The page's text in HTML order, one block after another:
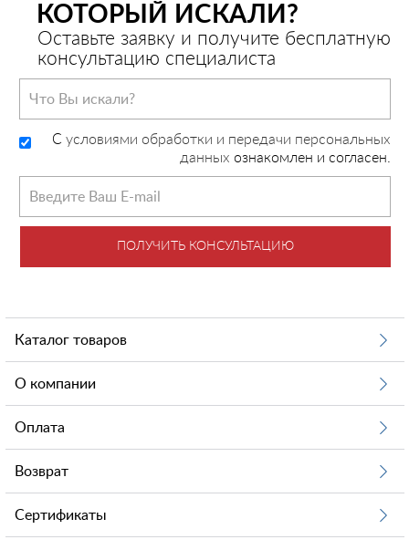
КОТОРЫЙ ИСКАЛИ?
Оставьте заявку и получите бесплатную
консультацию специалиста
C условиями обработки и передачи персональных
данных ознакомлен и согласен.
ПОЛУЧИТЬ КОНСУЛЬТАЦИЮ
Каталог товаров
О компании
Оплата
Возврат
Сертификаты